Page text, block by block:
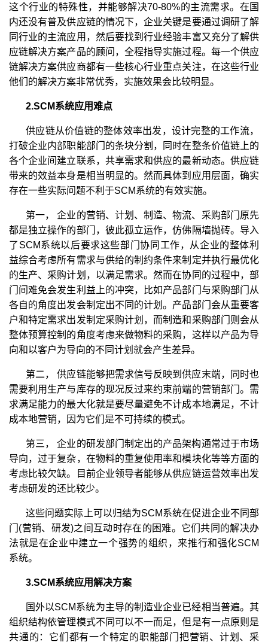
这个行业的特殊性，并能够解决70-80%的主流需求。在国
内还没有普及供应链的情况下，企业关键是要通过调研了解
同行业的主流应用，然后要找到行业经验丰富又充分了解供
应链解决方案产品的顾问，全程指导实施过程。每一个供应
链解决方案供应商都有一些核心行业重点关注，在这些行业
他们的解决方案非常优秀，实施效果会比较明显。
2.SCM系统应用难点
供应链从价值链的整体效率出发，设计完整的工作流，
打破企业内部职能部门的条块分割，同时在整条价值链上的
各个企业间建立联系，共享需求和供应的最新动态。供应链
带来的效益本身是相当明显的。然而具体到应用层面，确实
存在一些实际问题不利于SCM系统的有效实施。
第一， 企业的营销、计划、制造、物流、采购部门原先
都是独立操作的部门，彼此孤立运作，仿佛隔墙抛砖。导入
了SCM系统以后要求这些部门协同工作，从企业的整体利
益综合考虑所有需求与供给的制约条件来制定并执行最优化
的生产、采购计划，以满足需求。然而在协同的过程中，部
门间难免会发生利益上的冲突，比如产品部门与采购部门从
各自的角度出发会制定出不同的计划。产品部门会从重要客
户和特定需求出发制定采购计划，而制造和采购部门则会从
整体预算控制的角度考虑来做物料的采购，这样以产品为导
向和以客户为导向的不同计划就会产生差异。
第二， 供应链能够把需求信号反映到供应末端，同时也
需要利用生产与库存的现况反过来约束前端的营销部门。需
求满足能力的最大化就是要尽量避免不计成本地满足，不计
成本地营销，因为它们是不可持续的模式。
第三， 企业的研发部门制定出的产品架构通常过于市场
导向，过于复杂，在物料的重复使用率和模块化等等方面的
考虑比较欠缺。目前企业领导者能够从供应链运营效率出发
考虑研发的还比较少。
这些问题实际上可以归结为SCM系统在促进企业不同部
门(营销、研发)之间互动时存在的困难。它们共同的解决办
法就是在企业中建立一个强势的组织，来推行和强化SCM
系统。
3.SCM系统应用解决方案
国外以SCM系统为主导的制造业企业已经相当普遍。其
组织结构依管理模式不同可以不一而足，但是有一点原则是
共通的：它们都有一个特定的职能部门把营销、计划、采